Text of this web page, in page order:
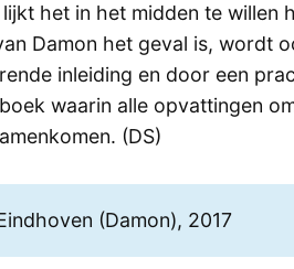
het in het midden te willen
Damon het geval is, wordt
inleiding en door een
waarin alle opvattingen
(DS)
(Damon), 2017